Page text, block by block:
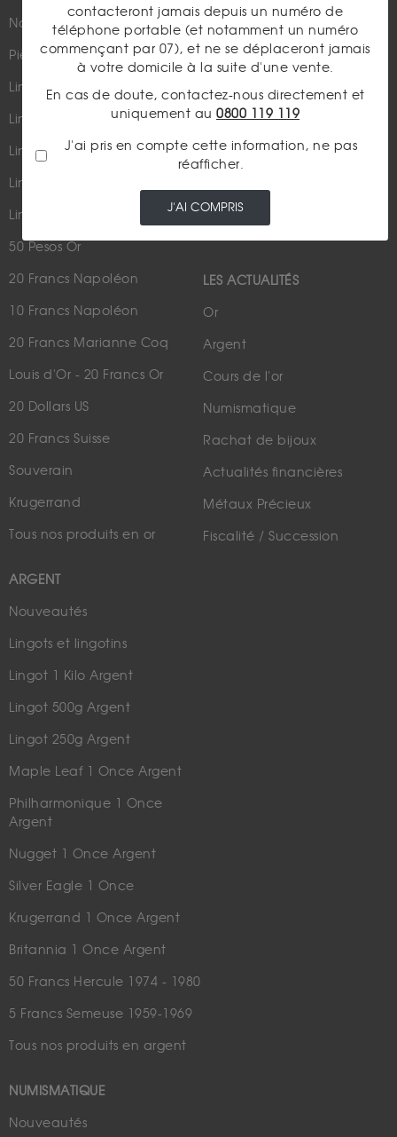
Nouveautés
Pièces d'or d'investissement
Lingots et lingotins
Lingot 1Kg Or
Lingot 100g Or
Lingotin 1 Once Or
Lingotin 1g Or
50 Pesos Or
20 Francs Napoléon
10 Francs Napoléon
20 Francs Marianne Coq
Louis d'Or - 20 Francs Or
20 Dollars US
20 Francs Suisse
Souverain
Krugerrand
Tous nos produits en or
ARGENT
Nouveautés
Lingots et lingotins
Lingot 1 Kilo Argent
Lingot 500g Argent
Lingot 250g Argent
Maple Leaf 1 Once Argent
Philharmonique 1 Once
Argent
Nugget 1 Once Argent
Silver Eagle 1 Once
Krugerrand 1 Once Argent
Britannia 1 Once Argent
50 Francs Hercule 1974 - 1980
5 Francs Semeuse 1959-1969
Tous nos produits en argent
NUMISMATIQUE
Nouveautés
Suivez-nous
Parutions dans les médias
Qui sommes-nous ?
Plan du site
LES ACTUALITÉS
Or
Argent
Cours de l'or
Numismatique
Rachat de bijoux
Actualités financières
Métaux Précieux
Fiscalité / Succession
contacteront jamais depuis un numéro de
téléphone portable (et notamment un numéro
commençant par 07), et ne se déplaceront jamais
à votre domicile à la suite d'une vente.
En cas de doute, contactez-nous directement et
uniquement au 0800 119 119
J'ai pris en compte cette information, ne pas
réafficher.
J'AI COMPRIS